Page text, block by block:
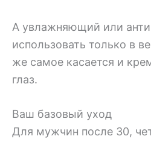
А увлажняющий или
использовать только в
же самое касается и
глаз.
Ваш базовый уход
Для мужчин после 30,